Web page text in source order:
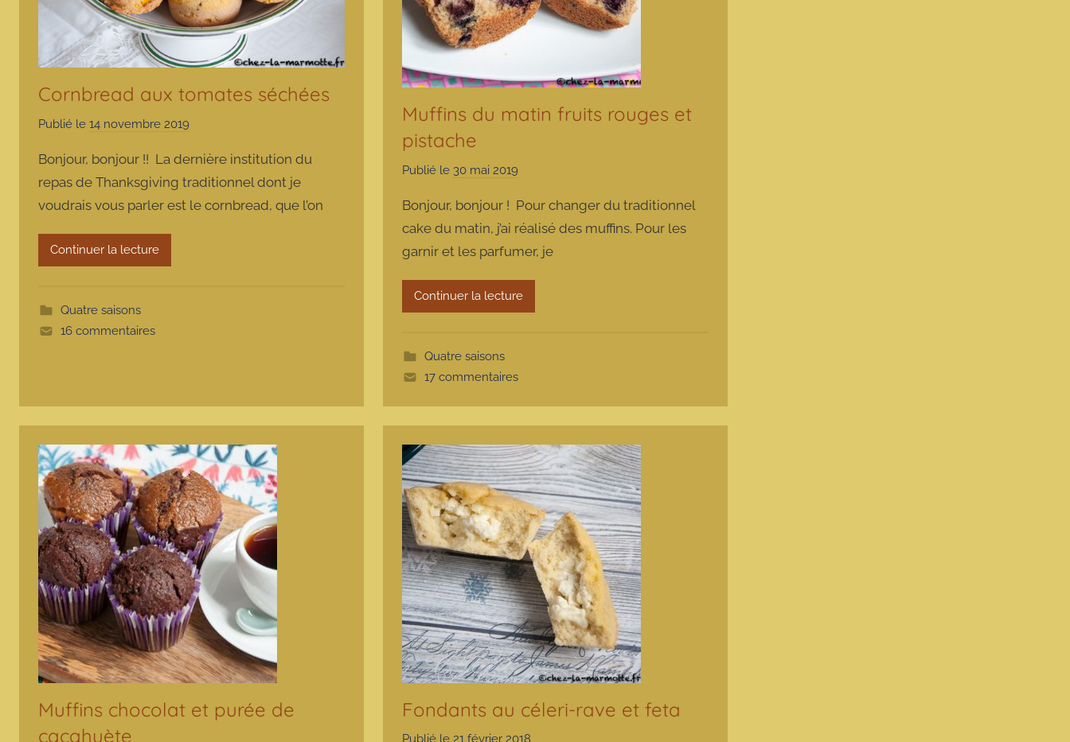
Cornbread aux tomates séchées
Publié le 14 novembre 2019
r
m
a
Bonjour, bonjour !! La dernière institution du
repas de Thanksgiving traditionnel dont je
voudrais vous parler est le cornbread, que l’on
Continuer la lecture
Quatre saisons
16 commentaires
Muffins du matin fruits rouges et
pistache
Publié le 30 mai 2019
r
m
a
m
o
Bonjour, bonjour ! Pour changer du traditionnel
cake du matin, j’ai réalisé des muffins. Pour les
garnir et les parfumer, je
Continuer la lecture
Quatre saisons
17 commentaires
Muffins chocolat et purée de
cacahuète
Fondants au céleri-rave et feta